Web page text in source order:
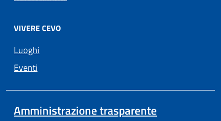
VIVERE CEVO
Luoghi
Eventi
Amministrazione trasparente